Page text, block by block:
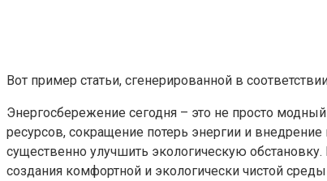
Вот пример статьи, сгенерированной в
Энергосбережение сегодня – это не просто
ресурсов, сокращение потерь энергии и
существенно улучшить экологическую
создания комфортной и экологически чистой